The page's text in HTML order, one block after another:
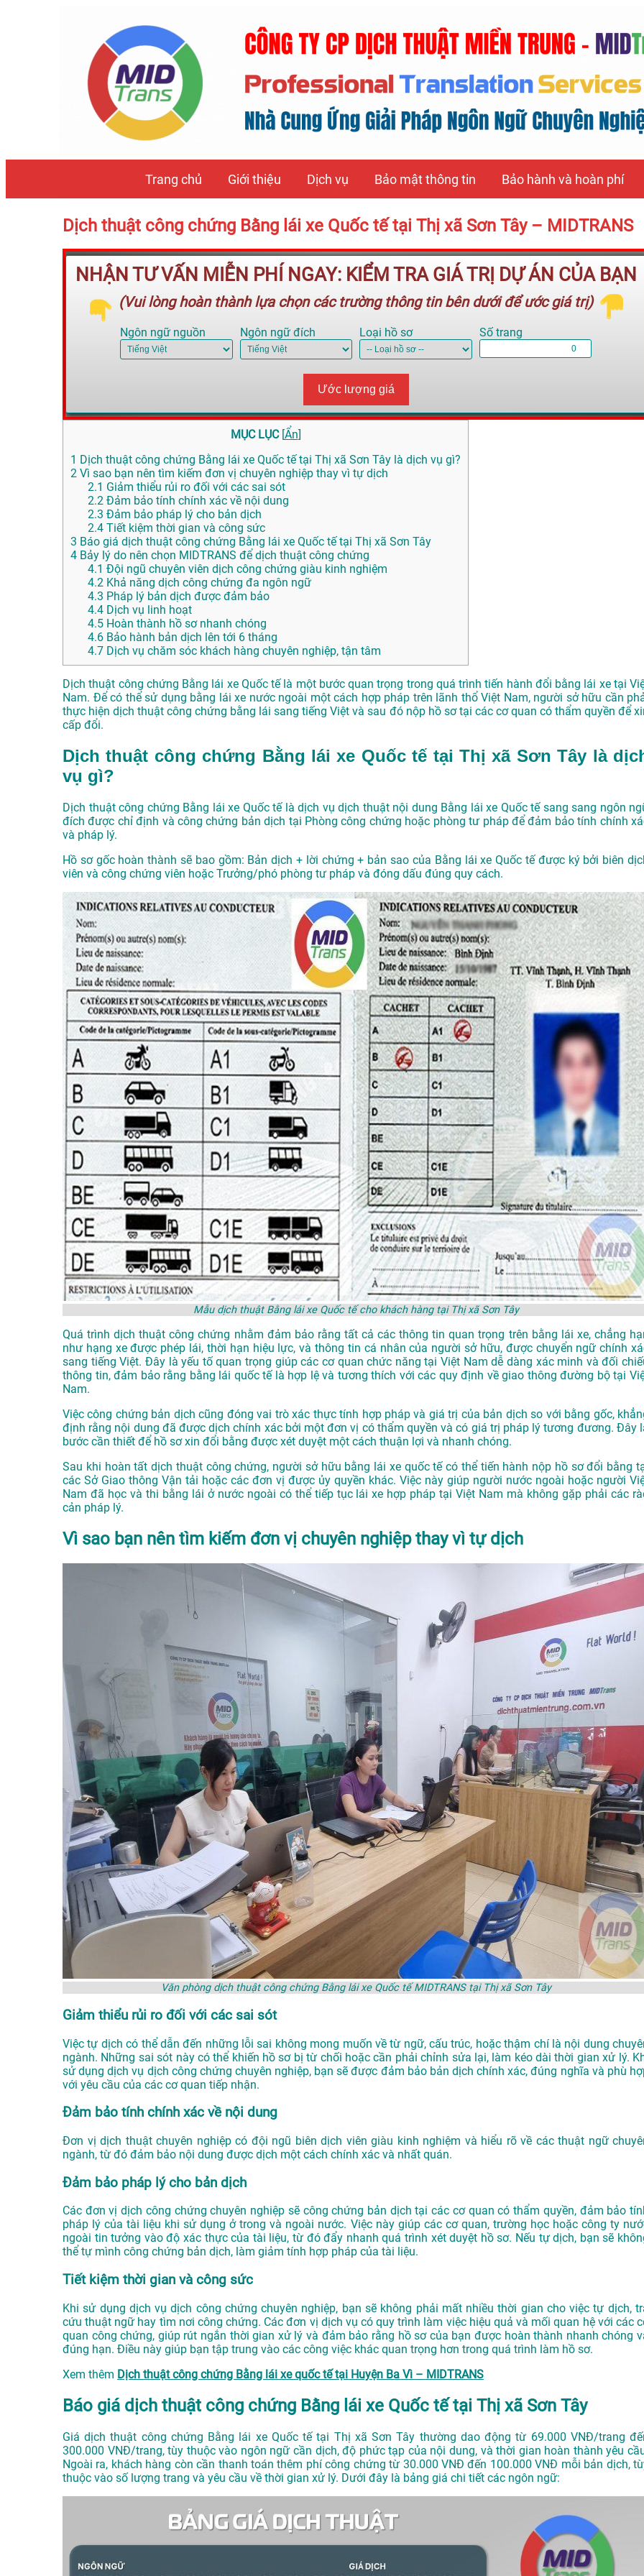
Trang chủ Giới thiệu Dịch vụ Bảo mật thông tin Bảo hành và hoàn phí
Dịch thuật công chứng Bằng lái xe Quốc tế tại Thị xã Sơn Tây – MIDTRANS
NHẬN TƯ VẤN MIỄN PHÍ NGAY: KIỂM TRA GIÁ TRỊ DỰ ÁN CỦA BẠN
(Vui lòng hoàn thành lựa chọn các trường thông tin bên dưới để ước giá trị)
Ngôn ngữ nguồn Ngôn ngữ đích Loại hồ sơ Số trang
Ước lượng giá
MỤC LỤC [Ẩn]
1 Dịch thuật công chứng Bằng lái xe Quốc tế tại Thị xã Sơn Tây là dịch vụ gì?
2 Vì sao bạn nên tìm kiếm đơn vị chuyên nghiệp thay vì tự dịch
2.1 Giảm thiểu rủi ro đối với các sai sót
2.2 Đảm bảo tính chính xác về nội dung
2.3 Đảm bảo pháp lý cho bản dịch
2.4 Tiết kiệm thời gian và công sức
3 Báo giá dịch thuật công chứng Bằng lái xe Quốc tế tại Thị xã Sơn Tây
4 Bảy lý do nên chọn MIDTRANS để dịch thuật công chứng
4.1 Đội ngũ chuyên viên dịch công chứng giàu kinh nghiệm
4.2 Khả năng dịch công chứng đa ngôn ngữ
4.3 Pháp lý bản dịch được đảm bảo
4.4 Dịch vụ linh hoạt
4.5 Hoàn thành hồ sơ nhanh chóng
4.6 Bảo hành bản dịch lên tới 6 tháng
4.7 Dịch vụ chăm sóc khách hàng chuyên nghiệp, tận tâm
Dịch thuật công chứng Bằng lái xe Quốc tế là một bước quan trọng trong quá trình tiến hành đổi bằng lái xe tại
Nam. Để có thể sử dụng bằng lái xe nước ngoài một cách hợp pháp trên lãnh thổ Việt Nam, người sở hữu cần
thực hiện dịch thuật công chứng bằng lái sang tiếng Việt và sau đó nộp hồ sơ tại các cơ quan có thẩm quyền để
cấp đổi.
Dịch thuật công chứng Bằng lái xe Quốc tế tại Thị xã Sơn Tây là
vụ gì?
Dịch thuật công chứng Bằng lái xe Quốc tế là dịch vụ dịch thuật nội dung Bằng lái xe Quốc tế sang sang ngôn
đích được chỉ định và công chứng bản dịch tại Phòng công chứng hoặc phòng tư pháp để đảm bảo tính chính
và pháp lý.
Hồ sơ gốc hoàn thành sẽ bao gồm: Bản dịch + lời chứng + bản sao của Bằng lái xe Quốc tế được ký bởi biên
viên và công chứng viên hoặc Trưởng/phó phòng tư pháp và đóng dấu đúng quy cách.
Mẫu dịch thuật Bằng lái xe Quốc tế cho khách hàng tại Thị xã Sơn Tây
Quá trình dịch thuật công chứng nhằm đảm bảo rằng tất cả các thông tin quan trọng trên bằng lái xe, chẳng
như hạng xe được phép lái, thời hạn hiệu lực, và thông tin cá nhân của người sở hữu, được chuyển ngữ chính
sang tiếng Việt. Đây là yếu tố quan trọng giúp các cơ quan chức năng tại Việt Nam dễ dàng xác minh và đối
thông tin, đảm bảo rằng bằng lái quốc tế là hợp lệ và tương thích với các quy định về giao thông đường bộ tại
Nam.
Việc công chứng bản dịch cũng đóng vai trò xác thực tính hợp pháp và giá trị của bản dịch so với bằng gốc,
định rằng nội dung đã được dịch chính xác bởi một đơn vị có thẩm quyền và có giá trị pháp lý tương đương. Đây
bước cần thiết để hồ sơ xin đổi bằng được xét duyệt một cách thuận lợi và nhanh chóng.
Sau khi hoàn tất dịch thuật công chứng, người sở hữu bằng lái xe quốc tế có thể tiến hành nộp hồ sơ đổi bằng
các Sở Giao thông Vận tải hoặc các đơn vị được ủy quyền khác. Việc này giúp người nước ngoài hoặc người
Nam đã học và thi bằng lái ở nước ngoài có thể tiếp tục lái xe hợp pháp tại Việt Nam mà không gặp phải các
cản pháp lý.
Vì sao bạn nên tìm kiếm đơn vị chuyên nghiệp thay vì tự dịch
Văn phòng dịch thuật công chứng Bằng lái xe Quốc tế MIDTRANS tại Thị xã Sơn Tây
Giảm thiểu rủi ro đối với các sai sót
Việc tự dịch có thể dẫn đến những lỗi sai không mong muốn về từ ngữ, cấu trúc, hoặc thậm chí là nội dung
ngành. Những sai sót này có thể khiến hồ sơ bị từ chối hoặc cần phải chỉnh sửa lại, làm kéo dài thời gian xử lý.
sử dụng dịch vụ dịch công chứng chuyên nghiệp, bạn sẽ được đảm bảo bản dịch chính xác, đúng nghĩa và phù
với yêu cầu của các cơ quan tiếp nhận.
Đảm bảo tính chính xác về nội dung
Đơn vị dịch thuật chuyên nghiệp có đội ngũ biên dịch viên giàu kinh nghiệm và hiểu rõ về các thuật ngữ
ngành, từ đó đảm bảo nội dung được dịch một cách chính xác và nhất quán.
Đảm bảo pháp lý cho bản dịch
Các đơn vị dịch công chứng chuyên nghiệp sẽ công chứng bản dịch tại các cơ quan có thẩm quyền, đảm bảo
pháp lý của tài liệu khi sử dụng ở trong và ngoài nước. Việc này giúp các cơ quan, trường học hoặc công ty
ngoài tin tưởng vào độ xác thực của tài liệu, từ đó đẩy nhanh quá trình xét duyệt hồ sơ. Nếu tự dịch, bạn sẽ
thể tự mình công chứng bản dịch, làm giảm tính hợp pháp của tài liệu.
Tiết kiệm thời gian và công sức
Khi sử dụng dịch vụ dịch công chứng chuyên nghiệp, bạn sẽ không phải mất nhiều thời gian cho việc tự dịch,
cứu thuật ngữ hay tìm nơi công chứng. Các đơn vị dịch vụ có quy trình làm việc hiệu quả và mối quan hệ với các
quan công chứng, giúp rút ngắn thời gian xử lý và đảm bảo rằng hồ sơ của bạn được hoàn thành nhanh chóng
đúng hạn. Điều này giúp bạn tập trung vào các công việc khác quan trọng hơn trong quá trình làm hồ sơ.
Xem thêm Dịch thuật công chứng Bằng lái xe quốc tế tại Huyện Ba Vì – MIDTRANS
Báo giá dịch thuật công chứng Bằng lái xe Quốc tế tại Thị xã Sơn Tây
Giá dịch thuật công chứng Bằng lái xe Quốc tế tại Thị xã Sơn Tây thường dao động từ 69.000 VNĐ/trang
300.000 VNĐ/trang, tùy thuộc vào ngôn ngữ cần dịch, độ phức tạp của nội dung, và thời gian hoàn thành yêu
Ngoài ra, khách hàng còn cần thanh toán thêm phí công chứng từ 30.000 VNĐ đến 100.000 VNĐ mỗi bản dịch,
thuộc vào số lượng trang và yêu cầu về thời gian xử lý. Dưới đây là bảng giá chi tiết các ngôn ngữ: